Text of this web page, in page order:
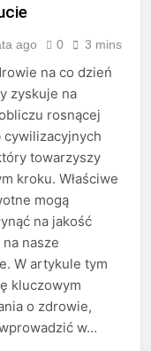
ago 0 3 mins
na co dzień
zyskuje na
rosnącej
towarzyszy
kroku. Właściwe
mogą
na jakość
nasze
W artykule tym
kluczowym
o zdrowie,
w…